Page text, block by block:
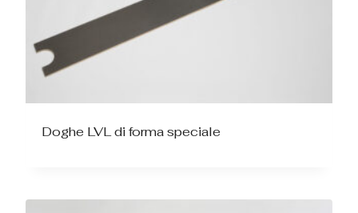
Doghe LVL di forma speciale